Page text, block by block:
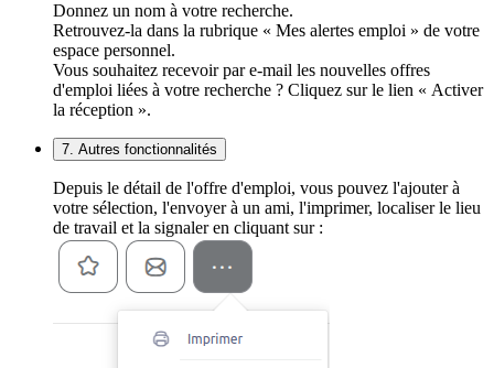
Donnez un nom à votre recherche.
Retrouvez-la dans la rubrique « Mes alertes emploi » de votre
espace personnel.
Vous souhaitez recevoir par e-mail les nouvelles offres
d'emploi liées à votre recherche ? Cliquez sur le lien « Activer
la réception ».
7. Autres fonctionnalités
Depuis le détail de l'offre d'emploi, vous pouvez l'ajouter à
votre sélection, l'envoyer à un ami, l'imprimer, localiser le lieu
de travail et la signaler en cliquant sur :